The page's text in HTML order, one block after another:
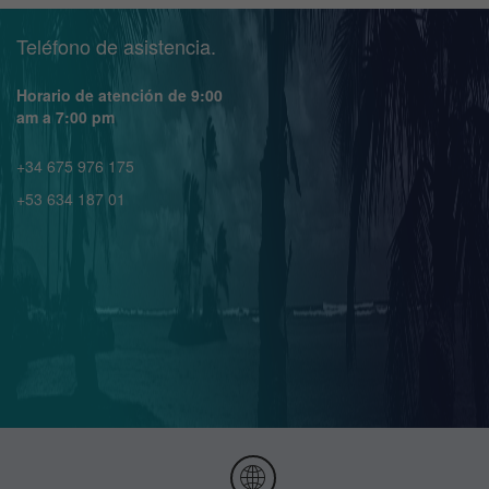
Teléfono de asistencia.
Horario de atención de 9:00
am a 7:00 pm
+34 675 976 175
+53 634 187 01